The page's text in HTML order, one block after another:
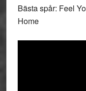
Bästa spår: Feel
Home